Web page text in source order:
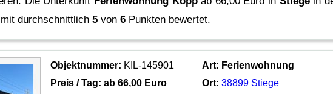
durchschnittlich5 von6 Punkten bewertet.
Objektnummer: KIL-145901
Preis / Tag: ab 66,00 Euro
Art: Ferienwohnung
Ort: 38899 Stiege